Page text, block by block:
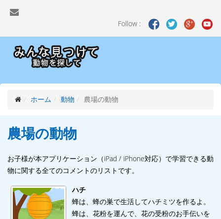
Follow :
ホーム 動物 農場の動物
農場の動物
お子様が本アプリケーション（iPad / iPhone対応）で学習できる動
物に関する全てのコメントのリストです。
ハチ
蜂は、蜂の巣で生活してハチミツを作るよ。
蜂は、花粉を運んで、花の受粉のお手伝いを